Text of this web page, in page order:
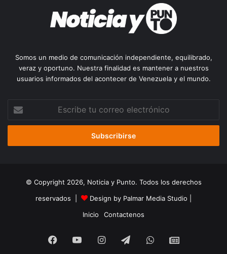
Somos un medio de comunicación independiente, equilibrado,
veraz y oportuno. Nuestra finalidad es mantener a nuestros
usuarios informados del acontecer de Venezuela y el mundo.
correo
© Copyright 2026, Noticia y Punto. Todos los derechos
reservados |
Design by Palmar Media Studio
Inicio
Contactenos
Facebook
YouTubeInstagramTelegramWhatsApp
Google